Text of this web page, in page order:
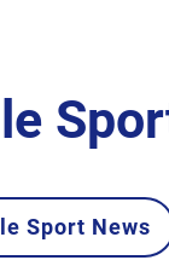
Sport News